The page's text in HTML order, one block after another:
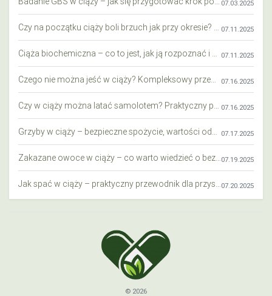
07.03.2025
07.11.2025
07.11.2025
07.16.2025
07.16.2025
07.17.2025
07.19.2025
07.20.2025
© 2026